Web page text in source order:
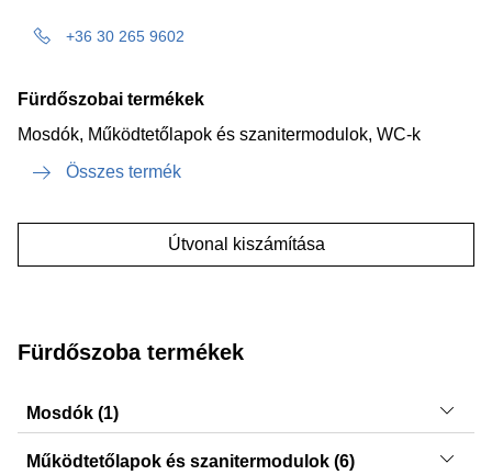
+36 30 265 9602
Fürdőszobai termékek
Mosdók, Működtetőlapok és szanitermodulok, WC-k
Összes termék
Útvonal kiszámítása
Fürdőszoba termékek
Mosdók (1)
VariForm
Működtetőlapok és szanitermodulok (6)